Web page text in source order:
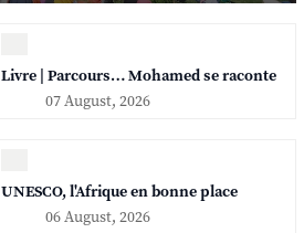
Livre | Parcours… Mohamed se raconte
07 August, 2026
UNESCO, l'Afrique en bonne place
06 August, 2026